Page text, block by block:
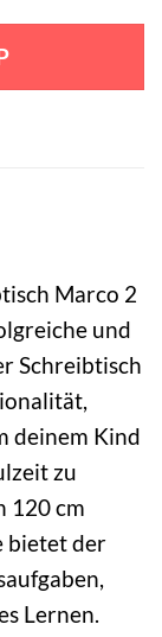
Marco 2
und
Schreibtisch
deinem Kind
zu
120 cm
bietet der
Lernen.